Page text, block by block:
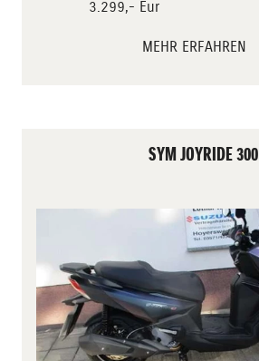
3.299,- Eur
MEHR ERFAHREN
SYM JOYRIDE 300